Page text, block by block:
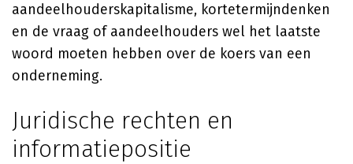
aandeelhouderskapitalisme, kortetermijndenken
en de vraag of aandeelhouders wel het laatste
woord moeten hebben over de koers van een
onderneming.
Juridische rechten en
informatiepositie